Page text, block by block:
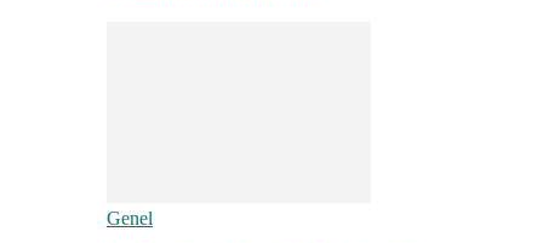
Genel